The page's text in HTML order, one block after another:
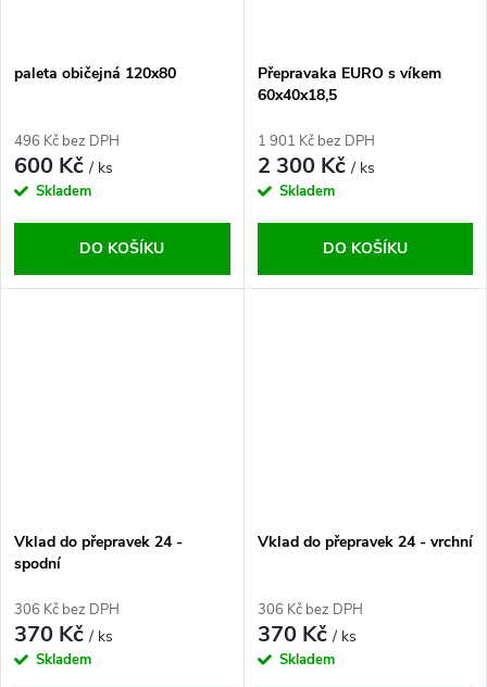
paleta običejná 120x80
496 Kč bez DPH
600 Kč/ ks
Skladem
DO KOŠÍKU
Přepravaka EURO s víkem
60x40x18,5
1 901 Kč bez DPH
2 300 Kč/ ks
Skladem
DO KOŠÍKU
Vklad do přepravek 24 -
spodní
306 Kč bez DPH
370 Kč/ ks
Skladem
Vklad do přepravek 24 - vrchní
306 Kč bez DPH
370 Kč/ ks
Skladem